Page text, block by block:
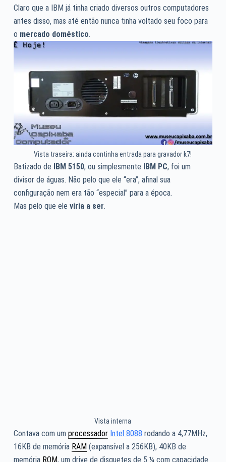
Claro que a IBM já tinha criado diversos outros computadores
antes disso, mas até então nunca tinha voltado seu foco para
o mercado doméstico.
Vista traseira: ainda continha entrada para gravador k7!
Batizado de IBM 5150, ou simplesmente IBM PC, foi um
divisor de águas. Não pelo que ele “era”, afinal sua
configuração nem era tão “especial” para a época.
Mas pelo que ele viria a ser.
Vista interna
Contava com um processador Intel 8088 rodando a 4,77MHz,
16KB de memória RAM(expansível a 256KB), 40KB de
memória ROM, um drive de disquetes de 5 ¼ com capacidade